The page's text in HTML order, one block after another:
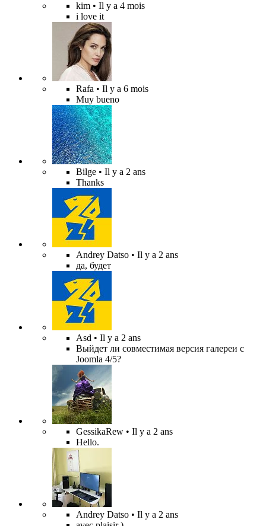
kim • Il y a 4 mois
i love it
Rafa • Il y a 6 mois
Muy bueno
Bilge • Il y a 2 ans
Thanks
Andrey Datso • Il y a 2 ans
да, будет
Asd • Il y a 2 ans
Выйдет ли совместимая версия галереи с
Joomla 4/5?
GessikaRew • Il y a 2 ans
Hello.
Andrey Datso • Il y a 2 ans